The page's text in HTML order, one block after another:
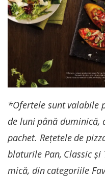
*Ofertele sunt valabile
de luni până duminică,
pachet. Rețetele de
blaturile Pan, Classic și
mică, din categoriile